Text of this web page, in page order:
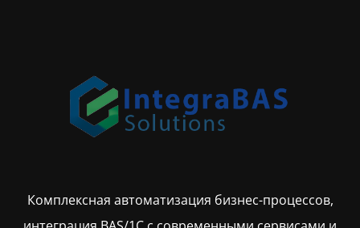
Комплексная автоматизация бизнес-процессов,